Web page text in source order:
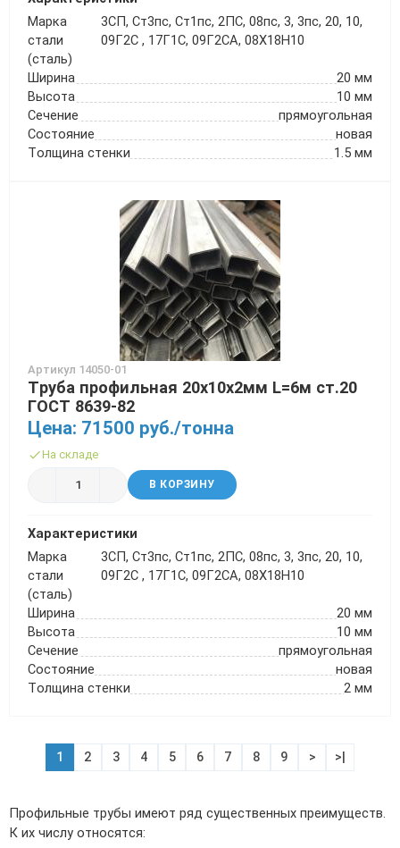
Марка
стали
(сталь)
3СП, Ст3пс, Ст1пс, 2ПС, 08пс, 3, 3пс, 20, 10,
09Г2С , 17Г1С, 09Г2СА, 08Х18Н10
Ширина
20 мм
Высота
10 мм
Сечение
прямоугольная
Состояние
новая
Толщина стенки
1.5 мм
Артикул 14050-01
Труба профильная 20х10х2мм L=6м ст.20
ГОСТ 8639-82
Цена: 71500 руб./тонна
На складе
В КОРЗИНУ
Характеристики
Марка
стали
(сталь)
3СП, Ст3пс, Ст1пс, 2ПС, 08пс, 3, 3пс, 20, 10,
09Г2С , 17Г1С, 09Г2СА, 08Х18Н10
Ширина
20 мм
Высота
10 мм
Сечение
прямоугольная
Состояние
новая
Толщина стенки
2 мм
1 2 3 4 5 6 7 8 9 > >|
Профильные трубы имеют ряд существенных преимуществ.
К их числу относятся: